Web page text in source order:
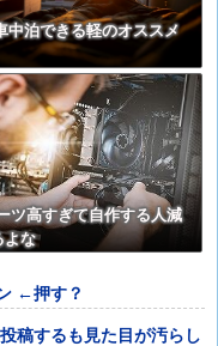
中泊できる軽のオススメ
ツ高すぎて自作する人減
よな
←押す？
稿するも見た目が汚らし